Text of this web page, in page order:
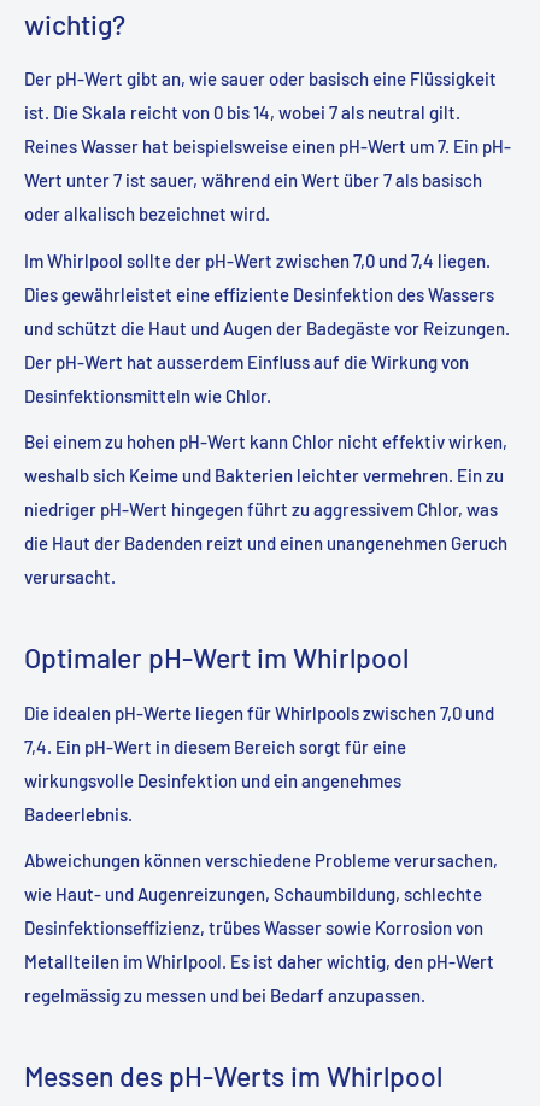
wichtig?
Der pH-Wert gibt an, wie sauer oder basisch eine Flüssigkeit
ist. Die Skala reicht von 0 bis 14, wobei 7 als neutral gilt.
Reines Wasser hat beispielsweise einen pH-Wert um 7. Ein pH-
Wert unter 7 ist sauer, während ein Wert über 7 als basisch
oder alkalisch bezeichnet wird.
Im Whirlpool sollte der pH-Wert zwischen 7,0 und 7,4 liegen.
Dies gewährleistet eine effiziente Desinfektion des Wassers
und schützt die Haut und Augen der Badegäste vor Reizungen.
Der pH-Wert hat ausserdem Einfluss auf die Wirkung von
Desinfektionsmitteln wie Chlor.
Bei einem zu hohen pH-Wert kann Chlor nicht effektiv wirken,
weshalb sich Keime und Bakterien leichter vermehren. Ein zu
niedriger pH-Wert hingegen führt zu aggressivem Chlor, was
die Haut der Badenden reizt und einen unangenehmen Geruch
verursacht.
Optimaler pH-Wert im Whirlpool
Die idealen pH-Werte liegen für Whirlpools zwischen 7,0 und
7,4. Ein pH-Wert in diesem Bereich sorgt für eine
wirkungsvolle Desinfektion und ein angenehmes
Badeerlebnis.
Abweichungen können verschiedene Probleme verursachen,
wie Haut- und Augenreizungen, Schaumbildung, schlechte
Desinfektionseffizienz, trübes Wasser sowie Korrosion von
Metallteilen im Whirlpool. Es ist daher wichtig, den pH-Wert
regelmässig zu messen und bei Bedarf anzupassen.
Messen des pH-Werts im Whirlpool